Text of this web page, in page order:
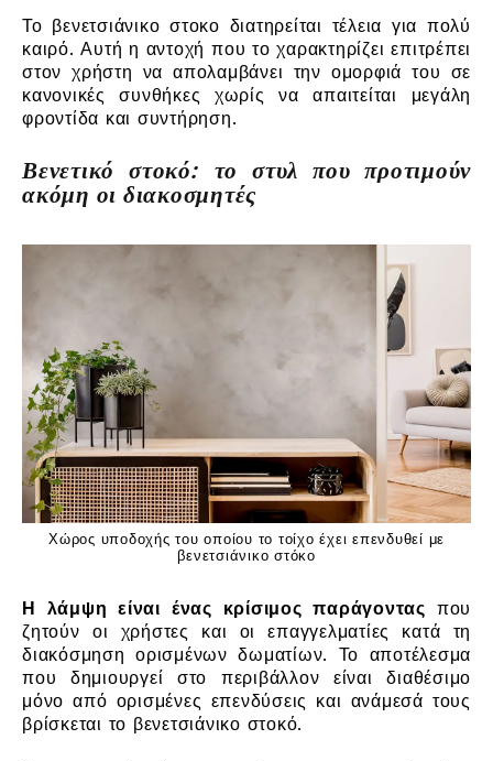
Το βενετσιάνικο στοκο διατηρείται τέλεια για πολύ
καιρό. Αυτή η αντοχή που το χαρακτηρίζει επιτρέπει
στον χρήστη να απολαμβάνει την ομορφιά του σε
κανονικές συνθήκες χωρίς να απαιτείται μεγάλη
φροντίδα και συντήρηση.
Βενετικό στοκό: το στυλ που προτιμούν
ακόμη οι διακοσμητές
Χώρος υποδοχής του οποίου το τοίχο έχει επενδυθεί με
βενετσιάνικο στόκο
Η λάμψη είναι ένας κρίσιμος παράγοντας που
ζητούν οι χρήστες και οι επαγγελματίες κατά τη
διακόσμηση ορισμένων δωματίων. Το αποτέλεσμα
που δημιουργεί στο περιβάλλον είναι διαθέσιμο
μόνο από ορισμένες επενδύσεις και ανάμεσά τους
βρίσκεται το βενετσιάνικο στοκό.